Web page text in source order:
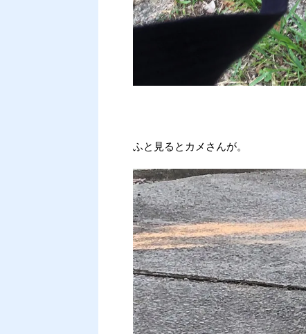
ふと見るとカメさんが。